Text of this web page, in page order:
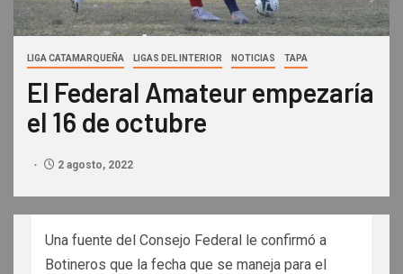
LIGA CATAMARQUEÑA LIGAS DEL INTERIOR NOTICIAS TAPA
El Federal Amateur empezaría
el 16 de octubre
2 agosto, 2022
Una fuente del Consejo Federal le confirmó a
Botineros que la fecha que se maneja para el